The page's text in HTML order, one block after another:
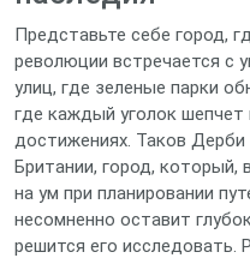
Представьте себе город,
революции встречается с
улиц, где зеленые парки
где каждый уголок шепчет
достижениях. Таков
Британии, город,
на ум при планировании
несомненно оставит
решится его